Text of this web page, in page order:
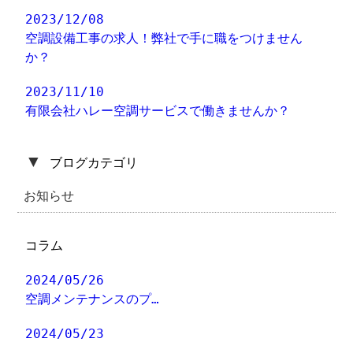
2023/12/08
空調設備工事の求人！弊社で手に職をつけません
か？
2023/11/10
有限会社ハレー空調サービスで働きませんか？
▼ ブログカテゴリ
お知らせ
コラム
2024/05/26
空調メンテナンスのプ…
2024/05/23